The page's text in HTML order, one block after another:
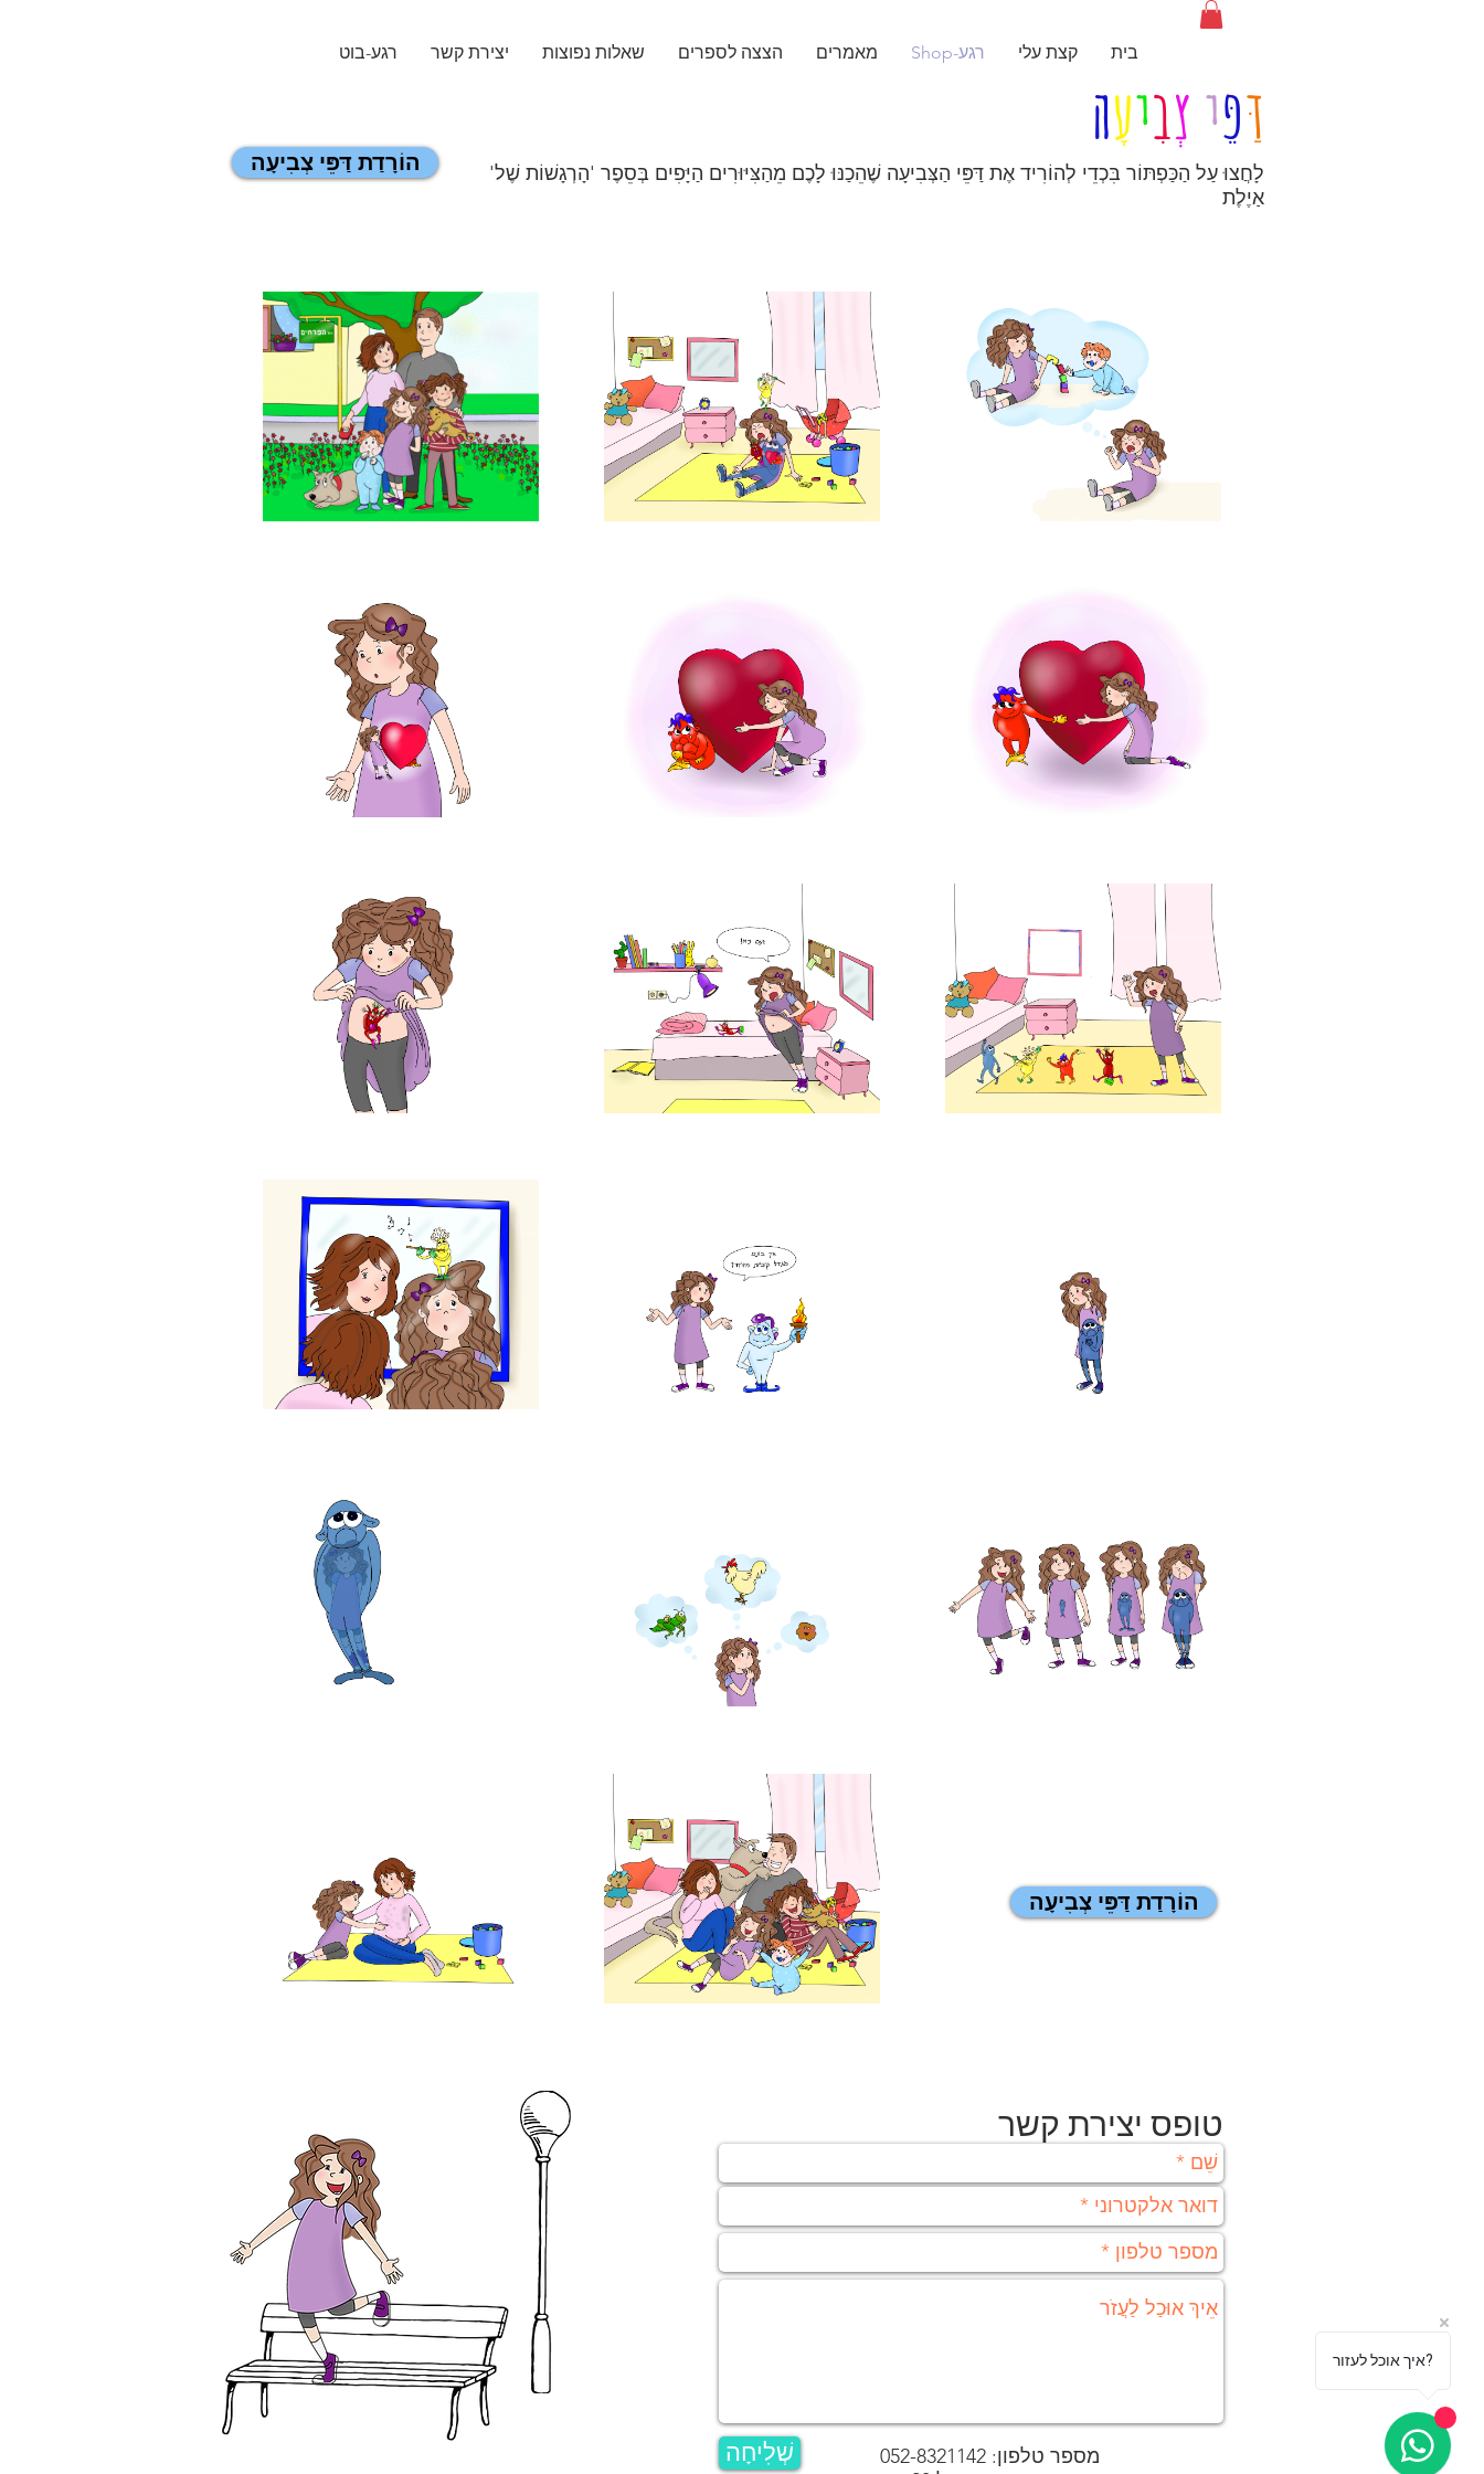
בית קצת עלי רגע-Shop מאמרים הצצה לספרים שאלות נפוצות יצירת קשר רגע-בוט
הוֹרָדַת דַּפֵּי צְבִיעָה
דַּפֵּיצְבִיעָה
'לָחֲצוּ עַל הַכַּפְתּוֹר בִּכְדֵי לְהוֹרִיד אֶת דַּפֵּי הַצְּבִיעָה שֶׁהֵכַנּוּ לָכֶם מֵהַצִּיּוּרִים הַיָּפִים בְּסֵפֶר 'הָרְגָשׁוֹת שֶׁל
אַיֶלֶת
הוֹרָדַת דַּפֵּי צְבִיעָה
טופס יצירת קשר
שְׁלִיחָה
מספר טלפון: 052-8321142
איך אוכל לעזור?